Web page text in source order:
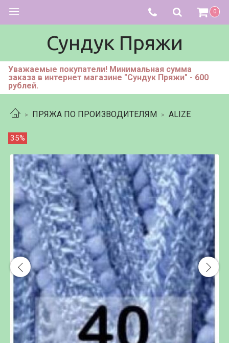
0
Сундук Пряжи
Уважаемые покупатели! Минимальная сумма
заказа в интернет магазине "Сундук Пряжи" - 600
рублей.
ПРЯЖА ПО ПРОИЗВОДИТЕЛЯМ ALIZE
35%